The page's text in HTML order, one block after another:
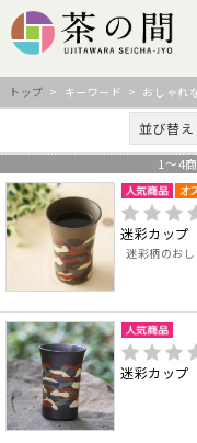
トップ > キーワード > おしゃれ
並び替え
1 ～4
迷彩カップ
迷彩柄のお
迷彩カップ